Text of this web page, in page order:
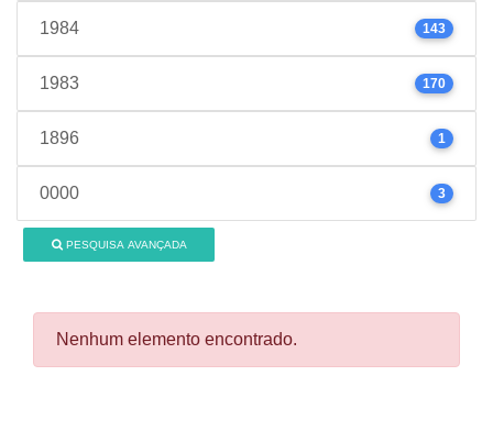
1984 143
1983 170
1896 1
0000 3
PESQUISA AVANÇADA
Nenhum elemento encontrado.